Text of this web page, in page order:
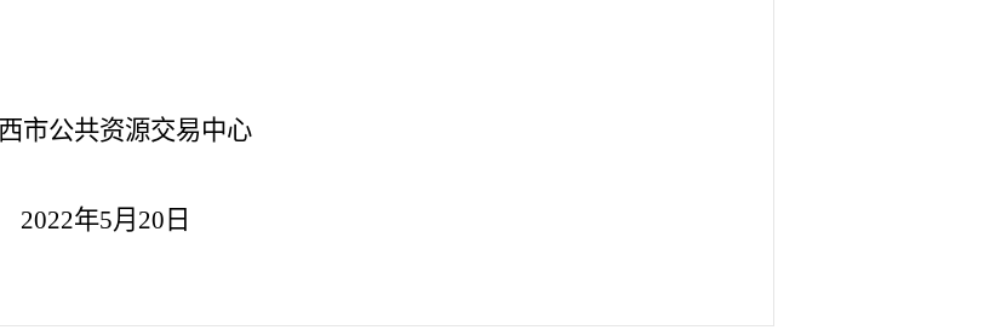
公共资源交易中心
年5月 20 日